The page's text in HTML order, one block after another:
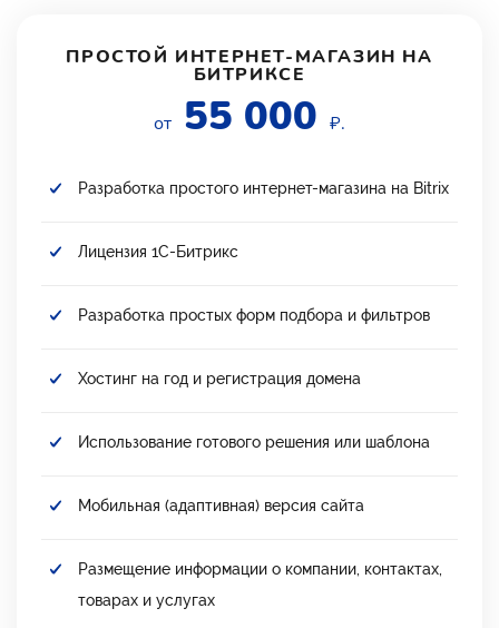
ПРОСТОЙ ИНТЕРНЕТ-МАГАЗИН НА
БИТРИКСЕ
от 55 000 ₽.
Разработка простого интернет-магазина на Bitrix
Лицензия 1С-Битрикс
Разработка простых форм подбора и фильтров
Хостинг на год и регистрация домена
Использование готового решения или шаблона
Мобильная (адаптивная) версия сайта
Размещение информации о компании, контактах,
товарах и услугах